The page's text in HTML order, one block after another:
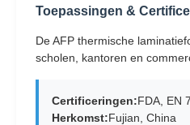
Toepassingen &
De AFP thermische
scholen, kantoren en
Certificeringen:FDA, EN
Herkomst:Fujian, China